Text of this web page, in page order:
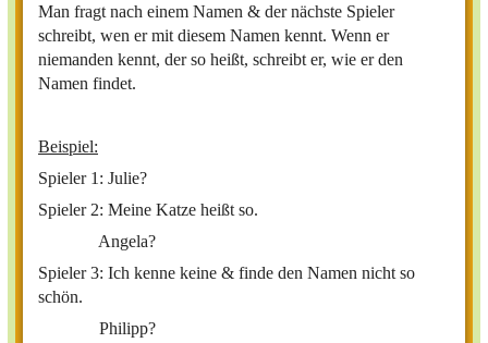
Man fragt nach einem Namen & der nächste Spieler
schreibt, wen er mit diesem Namen kennt. Wenn er
niemanden kennt, der so heißt, schreibt er, wie er den
Namen findet.
Beispiel:
Spieler 1: Julie?
Spieler 2: Meine Katze heißt so.
Angela?
Spieler 3: Ich kenne keine & finde den Namen nicht so
schön.
Philipp?